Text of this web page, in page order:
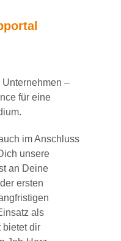
–
für eine
im Anschluss
unsere
an Deine
ersten
als
bietet dir